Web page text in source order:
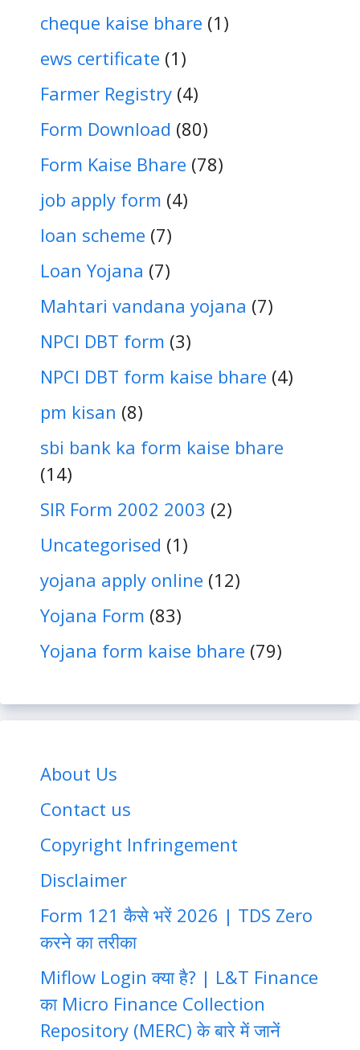
cheque kaise bhare (1)
ews certificate (1)
Farmer Registry (4)
Form Download (80)
Form Kaise Bhare (78)
job apply form (4)
loan scheme (7)
Loan Yojana (7)
Mahtari vandana yojana (7)
NPCI DBT form (3)
NPCI DBT form kaise bhare (4)
pm kisan (8)
sbi bank ka form kaise bhare
(14)
SIR Form 2002 2003 (2)
Uncategorised (1)
yojana apply online (12)
Yojana Form (83)
Yojana form kaise bhare (79)
About Us
Contact us
Copyright Infringement
Disclaimer
Form 121 कैसे भरें 2026 | TDS Zero
करने का तरीका
Miflow Login क्या है? | L&T Finance
का Micro Finance Collection
Repository (MERC) के बारे में जानें